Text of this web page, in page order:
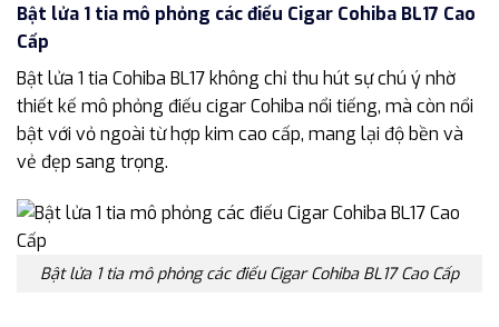
Bật lửa 1 tia mô phỏng các điếu Cigar Cohiba BL17 Cao
Cấp
Bật lửa 1 tia Cohiba BL17 không chỉ thu hút sự chú ý nhờ
thiết kế mô phỏng điếu cigar Cohiba nổi tiếng, mà còn nổi
bật với vỏ ngoài từ hợp kim cao cấp, mang lại độ bền và
vẻ đẹp sang trọng.
Bật lửa 1 tia mô phỏng các điếu Cigar Cohiba BL17 Cao Cấp